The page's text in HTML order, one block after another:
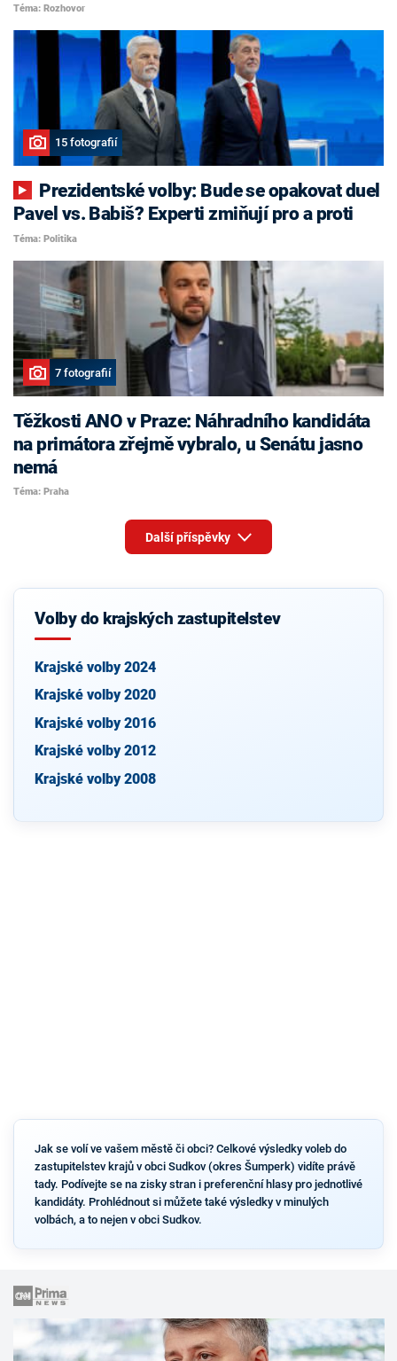
Téma: Rozhovor
15 fotografií
Pavel vs. Babiš? Experti zmiňují pro a proti
Téma: Politika
7 fotografií
Těžkosti ANO v Praze: Náhradního kandidáta
na primátora zřejmě vybralo, u Senátu jasno
nemá
Téma: Praha
Další příspěvky
Volby do krajských zastupitelstev
Krajské volby 2024
Krajské volby 2020
Krajské volby 2016
Krajské volby 2012
Krajské volby 2008
Jak se volí ve vašem městě či obci? Celkové výsledky voleb do
zastupitelstev krajů v obci Sudkov (okres Šumperk) vidíte právě
tady. Podívejte se na zisky stran i preferenční hlasy pro jednotlivé
kandidáty. Prohlédnout si můžete také výsledky v minulých
volbách, a to nejen v obci Sudkov.